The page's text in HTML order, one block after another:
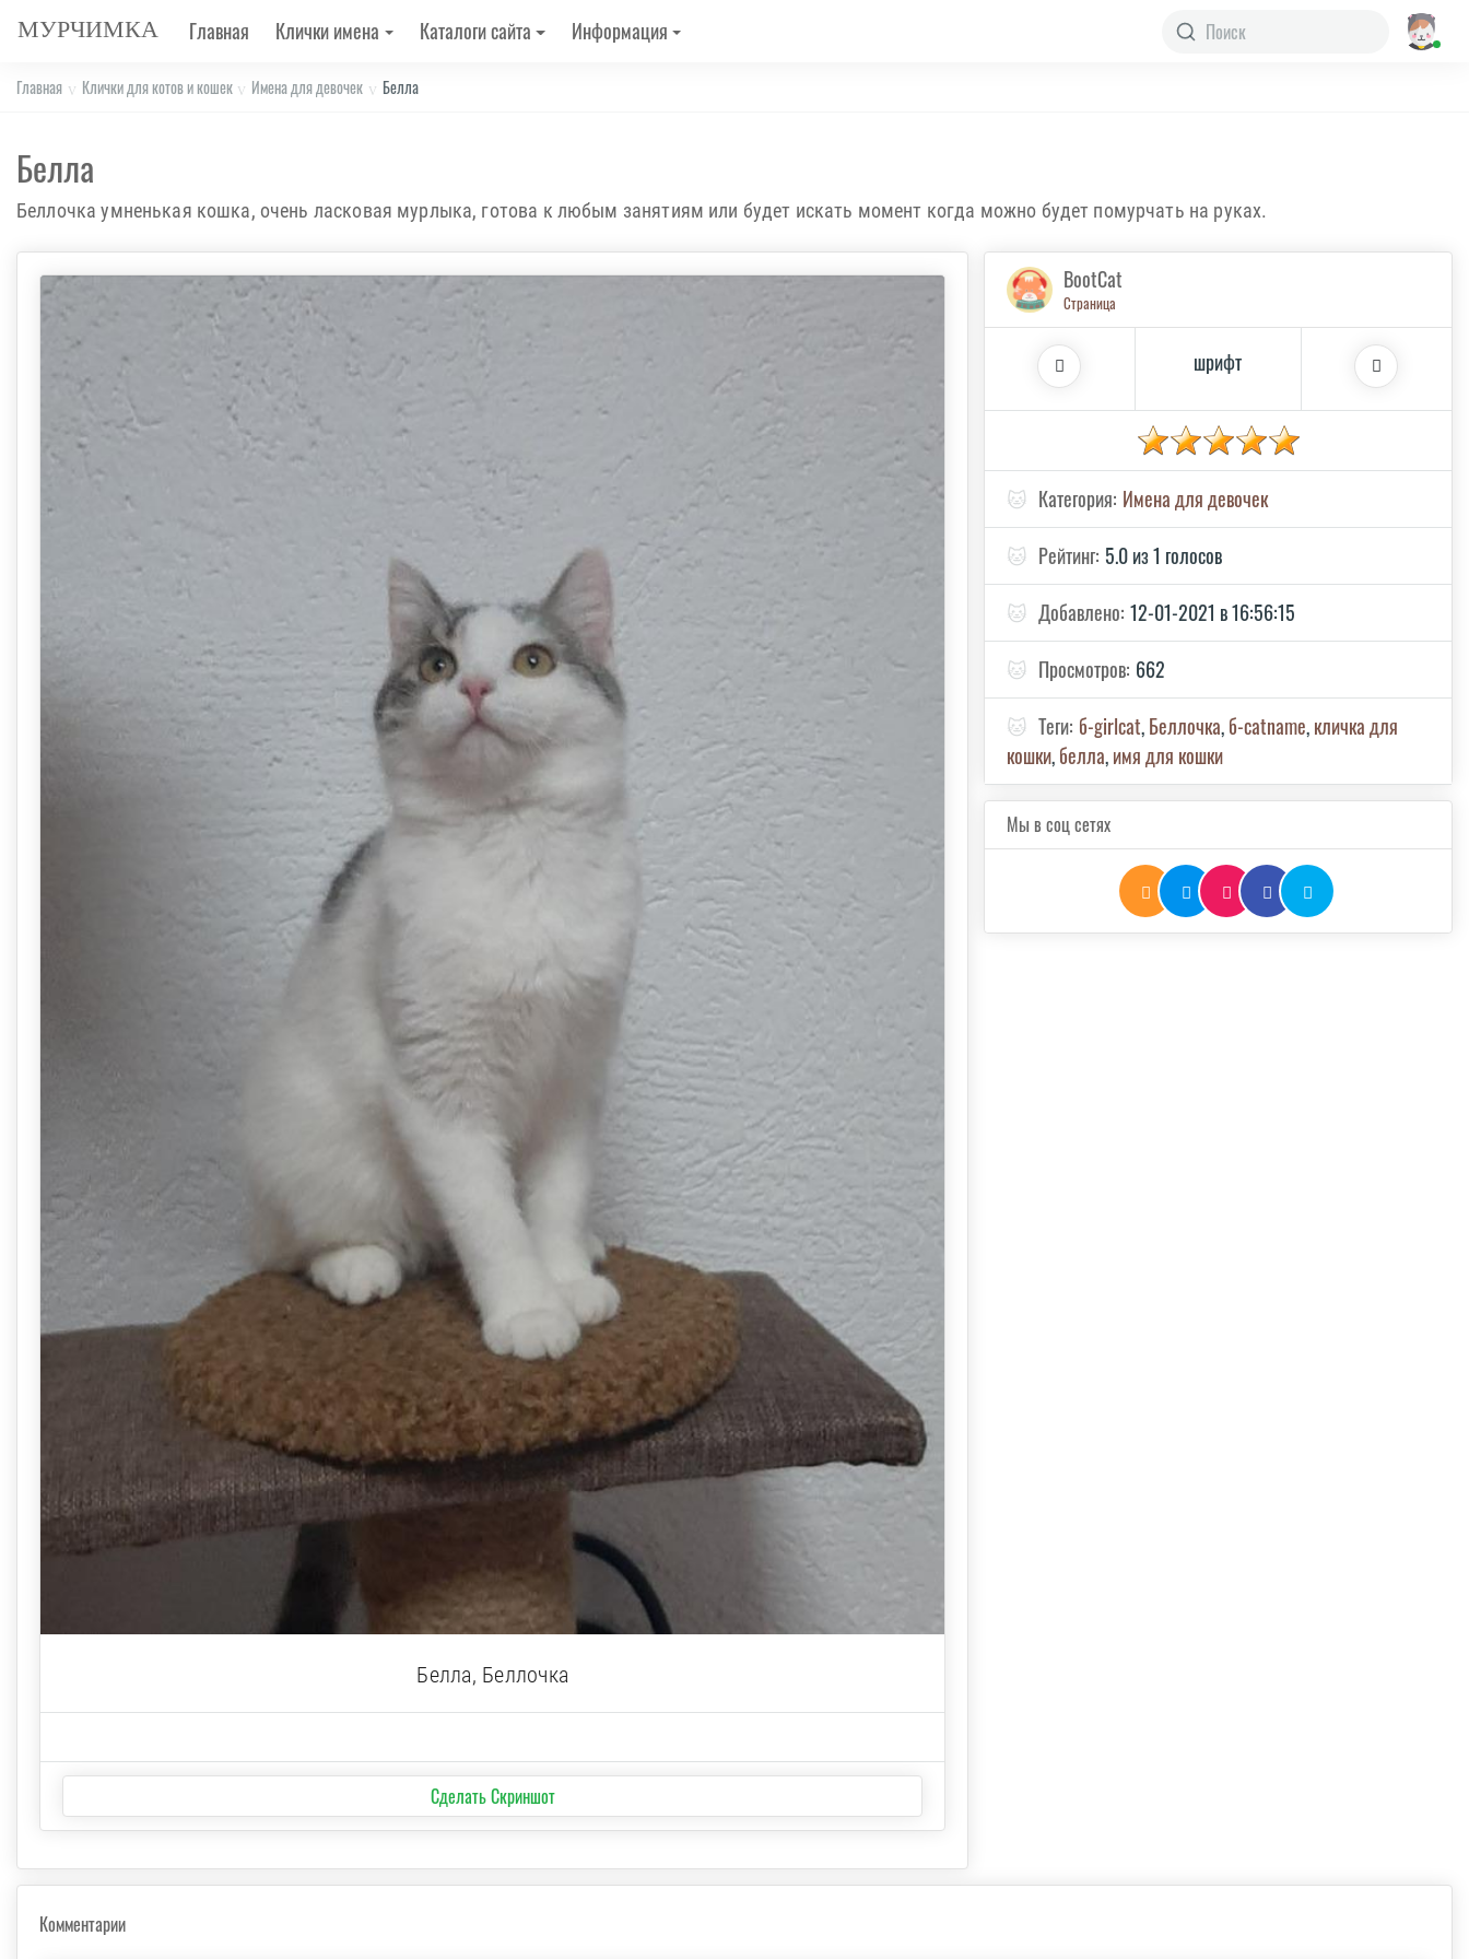
МУРЧИМКА Главная Клички имена Каталоги сайта Информация
Главная Клички для котов и кошек Имена для девочек Белла
Белла
Беллочка умненькая кошка, очень ласковая мурлыка, готова к любым занятиям или будет искать момент когда можно будет помурчать на руках.
Белла, Беллочка
Сделать Скриншот
BootCat
Страница
шрифт
🐱 Категория: Имена для девочек
🐱 Рейтинг: 5.0 из 1 голосов
🐱 Добавлено: 12-01-2021 в 16:56:15
🐱 Просмотров: 662
🐱 Теги: б-girlcat,Беллочка,б-catname,кличка для
кошки,белла,имя для кошки
Мы в соц сетях
Комментарии